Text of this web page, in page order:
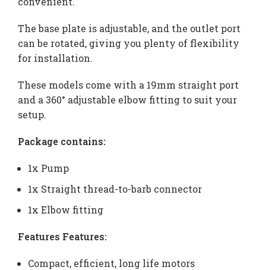
The base plate is adjustable, and the outlet port
can be rotated, giving you plenty of flexibility
for installation.
These models come with a 19mm straight port
and a 360° adjustable elbow fitting to suit your
setup.
Package contains:
1x Pump
1x Straight thread-to-barb connector
1x Elbow fitting
Features Features:
Compact, efficient, long life motors